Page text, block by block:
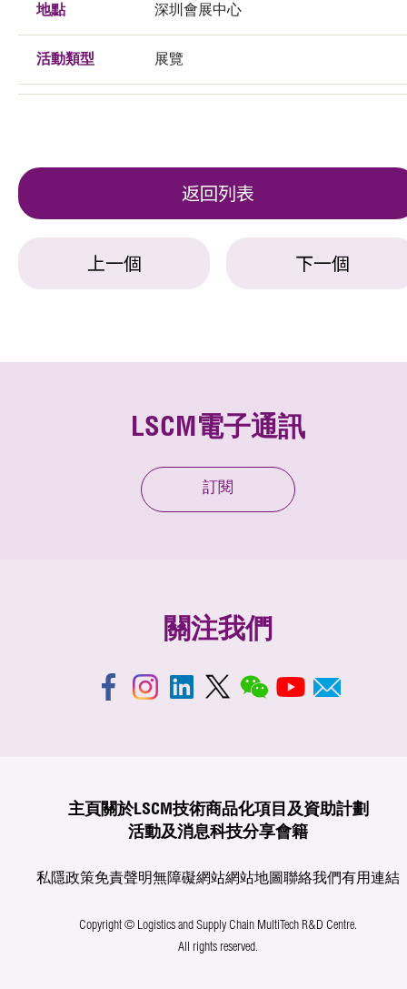
地點 深圳會展中心
活動類型 展覽
返回列表
上一個 下一個
LSCM電子通訊
訂閱
關注我們
主頁 關於LSCM技術商品化項目及資助計劃
活動及消息科技分享會籍
私隱政策免責聲明無障礙網站網站地圖聯絡我們有用連結
Copyright © Logistics and Supply Chain MultiTech R&D Centre.
All rights reserved.